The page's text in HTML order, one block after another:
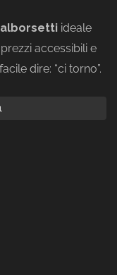
ideale
accessibili e
dire: “ci torno”.